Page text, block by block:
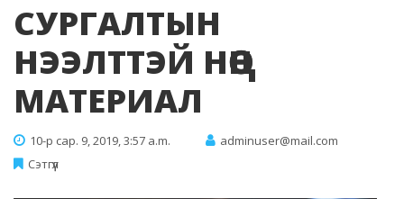
СУРГАЛТЫН
НЭЭЛТТЭЙ НӨӨЦ
МАТЕРИАЛ
10-р сар. 9, 2019, 3:57 a.m.
adminuser@mail.com
Сэтгүүл